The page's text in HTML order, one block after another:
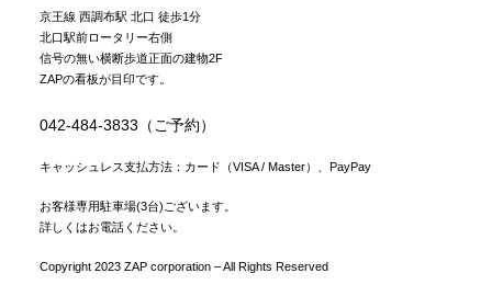
京王線 西調布駅 北口 徒歩1分
北口駅前ロータリー右側
信号の無い横断歩道正面の建物2F
ZAPの看板が目印です。
042-484-3833（ご予約）
キャッシュレス支払方法：カード（VISA / Master）、PayPay
お客様専用駐車場(3台)ございます。
詳しくはお電話ください。
Copyright 2023 ZAP corporation – All Rights Reserved